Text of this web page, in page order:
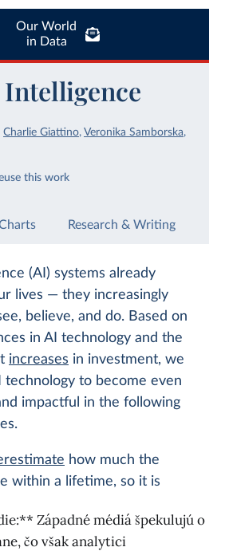
Západné médiá špekulujú o
čo však analytici